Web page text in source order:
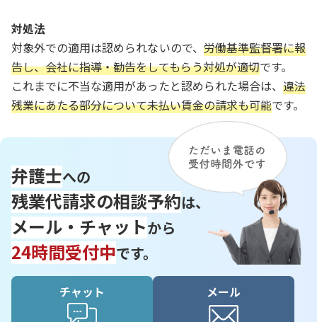
対処法
対象外での適用は認められないので、 労働基準監督署に報
告し、会社に指導・勧告をしてもらう対処が適切です。
これまでに不当な適用があったと認められた場合は、 違法
残業にあたる部分について未払い賃金の請求も可能です。
弁護士への
残業代請求の相談予約は、
メール・チャットから
24時間受付中です。
チャット メール